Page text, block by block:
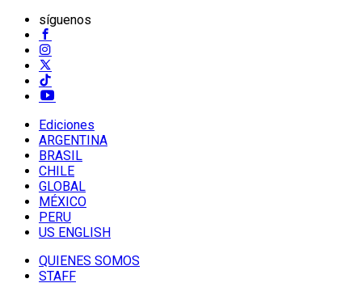
síguenos
Ediciones
ARGENTINA
BRASIL
CHILE
GLOBAL
MÉXICO
PERU
US ENGLISH
QUIENES SOMOS
STAFF